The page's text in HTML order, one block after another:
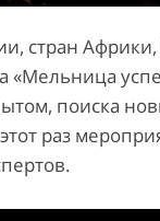
стран
«Мельница
поиска
раз